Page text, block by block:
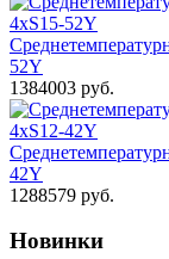
52Y
1384003 руб.
42Y
1288579 руб.
Новинки